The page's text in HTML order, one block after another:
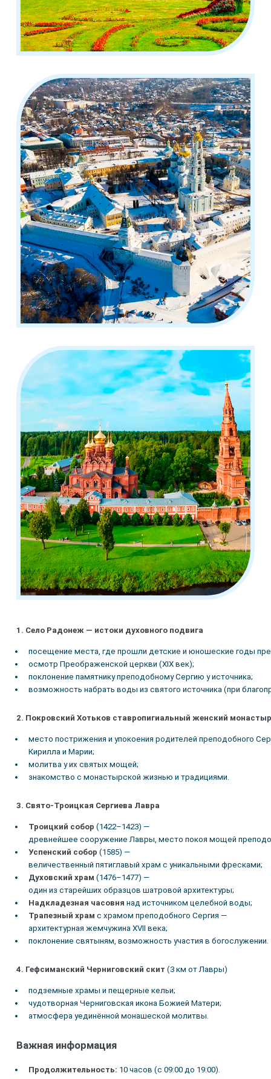
1. Село Радонеж — истоки духовного подвига
посещение места, где прошли детские и юношеские годы
осмотр Преображенской церкви (XIX век);
поклонение памятнику преподобному Сергию у источника;
возможность набрать воды из святого источника (при
2. Покровский Хотьков ставропигиальный женский
место пострижения и упокоения родителей преподобного
Кирилла и Марии;
молитва у их святых мощей;
знакомство с монастырской жизнью и традициями.
3. Свято‑Троицкая Сергиева Лавра
Троицкий собор (1422–1423) —
древнейшее сооружение Лавры, место покоя мощей
Успенский собор (1585) —
величественный пятиглавый храм с уникальными фресками;
Духовский храм (1476–1477) —
один из старейших образцов шатровой архитектуры;
Надкладезная часовня над источником целебной воды;
Трапезный храм с храмом преподобного Сергия —
архитектурная жемчужина XVII века;
поклонение святыням, возможность участия в богослужении.
4. Гефсиманский Черниговский скит (3 км от Лавры)
подземные храмы и пещерные кельи;
чудотворная Черниговская икона Божией Матери;
атмосфера уединённой монашеской молитвы.
Важная информация
Продолжительность: 10 часов (с 09:00 до 19:00).